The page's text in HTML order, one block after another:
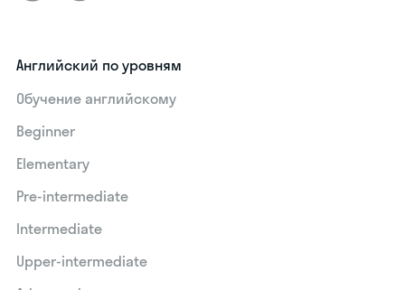
Английский по уровням
Обучение английскому
Beginner
Elementary
Pre-intermediate
Intermediate
Upper-intermediate